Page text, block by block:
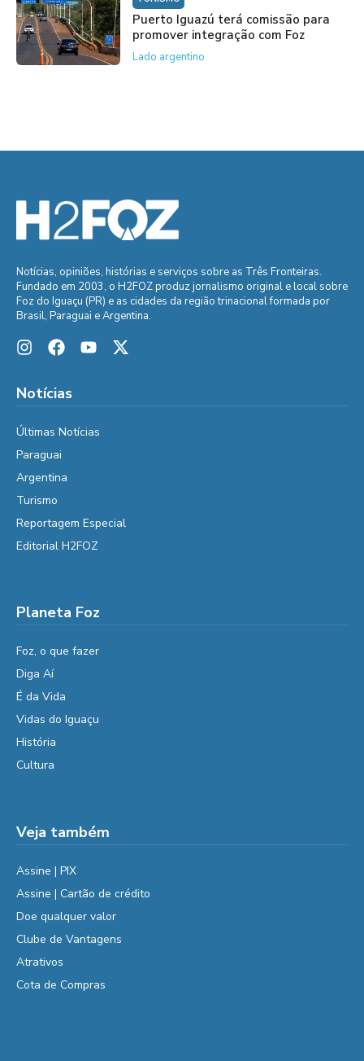
Puerto Iguazú terá comissão para
promover integração com Foz
Lado argentino
Notícias, opiniões, histórias e serviços sobre as Três Fronteiras.
Fundado em 2003, o H2FOZ produz jornalismo original e local sobre
Foz do Iguaçu (PR) e as cidades da região trinacional formada por
Brasil, Paraguai e Argentina.
Notícias
Últimas Notícias
Paraguai
Argentina
Turismo
Reportagem Especial
Editorial H2FOZ
Planeta Foz
Foz, o que fazer
Diga Aí
É da Vida
Vidas do Iguaçu
História
Cultura
Veja também
Assine | PIX
Assine | Cartão de crédito
Doe qualquer valor
Clube de Vantagens
Atrativos
Cota de Compras